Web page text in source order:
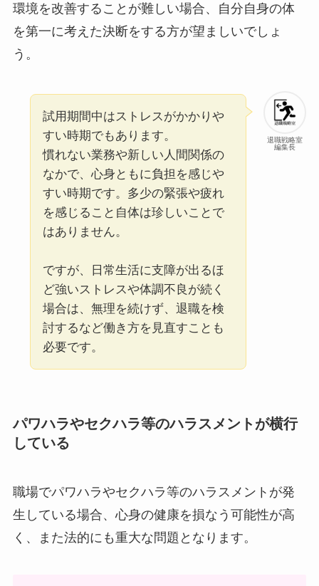
環境を改善することが難しい場合、自分自身の体
を第一に考えた決断をする方が望ましいでしょ
う。
退職戦略室
編集長
試用期間中はストレスがかかりや
すい時期でもあります。
慣れない業務や新しい人間関係の
なかで、心身ともに負担を感じや
すい時期です。多少の緊張や疲れ
を感じること自体は珍しいことで
はありません。
ですが、日常生活に支障が出るほ
ど強いストレスや体調不良が続く
場合は、無理を続けず、退職を検
討するなど働き方を見直すことも
必要です。
パワハラやセクハラ等のハラスメントが横行
している
職場でパワハラやセクハラ等のハラスメントが発
生している場合、心身の健康を損なう可能性が高
く、また法的にも重大な問題となります。